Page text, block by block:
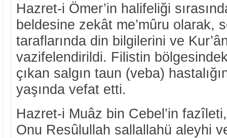
Hazret-i Ömer’in halifeliği
beldesine zekât me’mûru olarak,
taraflarında din bilgilerini ve
vazifelendirildi. Filistin
çıkan salgın taun (veba)
yaşında vefat etti.
Hazret-i Muâz bin Cebel’in
Onu Resûlullah sallallahü aleyhi